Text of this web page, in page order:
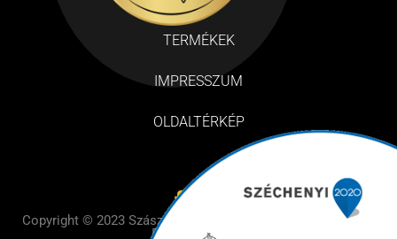
TERMÉKEK
IMPRESSZUM
OLDALTÉRKÉP
Copyright © 2023 Szász Pékség– Design by BE Design – All
Rights Reserved